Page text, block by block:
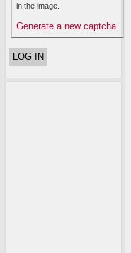
in the image.
Generate a new captcha